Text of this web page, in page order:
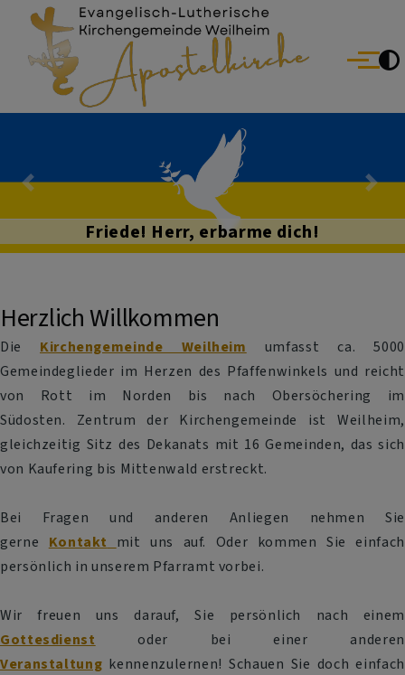
Direkt zum Inhalt
Evang.-Luth. Kirchengemeinde Weilheim
Menü
Friede! Herr, erbarme dich!
Previous Next
Herzlich Willkommen
Die Kirchengemeinde Weilheim umfasst ca. 5000
Gemeindeglieder im Herzen des Pfaffenwinkels und reicht
von Rott im Norden bis nach Obersöchering im
Südosten. Zentrum der Kirchengemeinde ist Weilheim,
gleichzeitig Sitz des Dekanats mit 16 Gemeinden, das sich
von Kaufering bis Mittenwald erstreckt.
Bei Fragen und anderen Anliegen nehmen Sie
gerne Kontakt
mit uns auf. Oder kommen Sie einfach
persönlich in unserem Pfarramt vorbei.
Wir freuen uns darauf, Sie persönlich nach einem
Gottesdienst oder bei einer anderen
Veranstaltung kennenzulernen! Schauen Sie doch einfach